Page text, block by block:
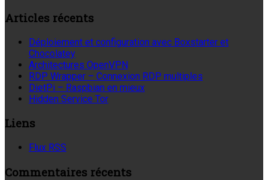
Articles récents
Déploiement et configuration avec Boxstarter et
Chocolatey
Architectures OpenVPN
RDP Wrapper – Connexion RDP multiples
DietPi – Raspbian en mieux
Hidden Service Tor
Liens
Flux RSS
Commentaires récents